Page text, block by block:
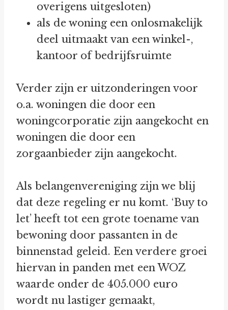
overigens uitgesloten)
als de woning een onlosmakelijk
deel uitmaakt van een winkel-,
kantoor of bedrijfsruimte
Verder zijn er uitzonderingen voor
o.a. woningen die door een
woningcorporatie zijn aangekocht en
woningen die door een
zorgaanbieder zijn aangekocht.
Als belangenvereniging zijn we blij
dat deze regeling er nu komt. ‘Buy to
let’ heeft tot een grote toename van
bewoning door passanten in de
binnenstad geleid. Een verdere groei
hiervan in panden met een WOZ
waarde onder de 405.000 euro
wordt nu lastiger gemaakt,